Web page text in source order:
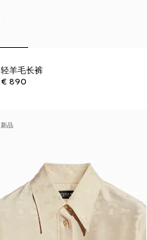
轻羊毛长裤
€ 890
新品